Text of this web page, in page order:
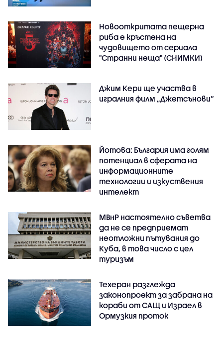
Новооткритата пещерна
риба е кръстена на
чудовището от сериала
"Странни неща" (СНИМКИ)
Джим Кери ще участва в
игралния филм „Джетсънови“
Йотова: България има голям
потенциал в сферата на
информационните
технологии и изкуствения
интелект
МВнР настоятелно съветва
да не се предприемат
неотложни пътувания до
Куба, в това число с цел
туризъм
Техеран разглежда
законопроект за забрана на
кораби от САЩ и Израел в
Ормузкия проток